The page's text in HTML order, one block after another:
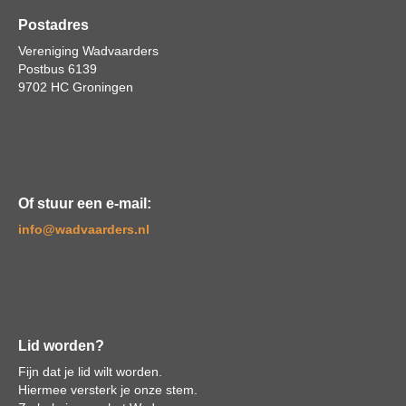
Postadres
Vereniging Wadvaarders
Postbus 6139
9702 HC Groningen
Of stuur een e-mail:
ofni@wadvaarders.nl
Lid worden?
Fijn dat je lid wilt worden.
Hiermee versterk je onze stem.